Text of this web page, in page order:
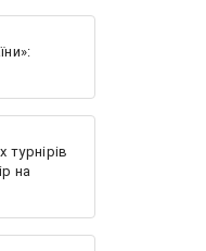
турнірів
на